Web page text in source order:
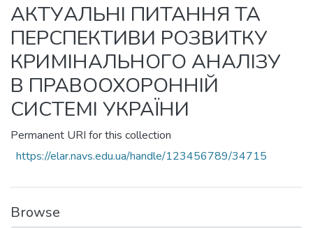
All of DSpace
Statistics
АКТУАЛЬНІ ПИТАННЯ ТА
ПЕРСПЕКТИВИ РОЗВИТКУ
КРИМІНАЛЬНОГО АНАЛІЗУ
В ПРАВООХОРОННІЙ
СИСТЕМІ УКРАЇНИ
Permanent URI for this collection
https://elar.navs.edu.ua/handle/123456789/34715
Browse